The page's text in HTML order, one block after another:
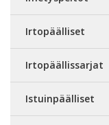
Irtopäälliset
Irtopäällissarjat
Istuinpäälliset